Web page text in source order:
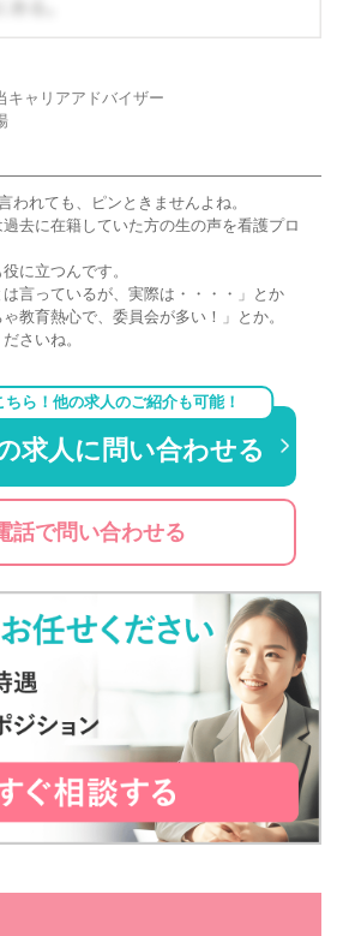
キャリアアドバイザー
われても、ピンときませんよね。
去に在籍していた方の生の声を看護プロ
に立つんです。
言っているが、実際は・・・・」とか
教育熱心で、委員会が多い！」とか。
さいね。
ら！他の求人のご紹介も可能！
求人に問い合わせる
話で問い合わせる